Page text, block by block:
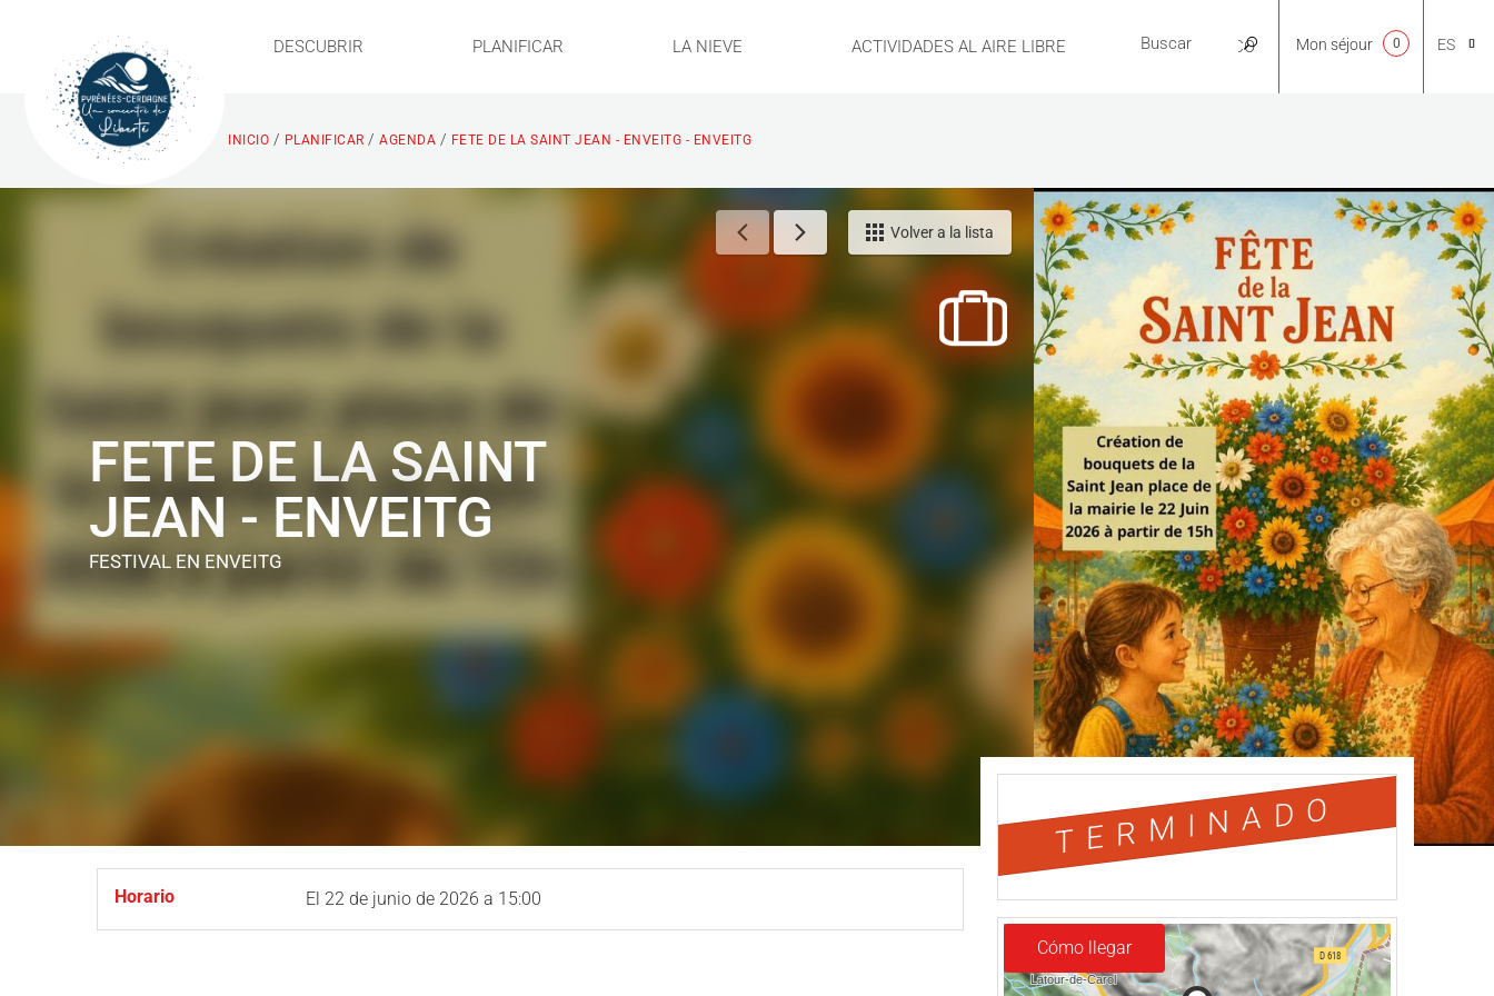
DESCUBRIR PLANIFICAR LA NIEVE ACTIVIDADES AL AIRE LIBRE PRÁCTICO
NL
FR
ES
Mon séjour 0
INICIO / PLANIFICAR / AGENDA / FETE DE LA SAINT JEAN - ENVEITG - ENVEITG
Volver a la lista
FETE DE LA SAINT
JEAN - ENVEITG
FESTIVAL EN ENVEITG
Horario El 22 de junio de 2026 a 15:00
TERMINADO
Cómo llegar